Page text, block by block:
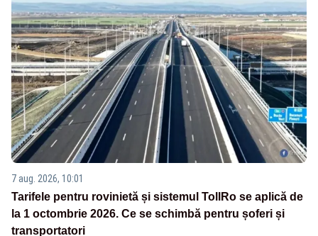
7 aug. 2026, 10:01
Tarifele pentru rovinietă și sistemul TollRo se aplică de
la 1 octombrie 2026. Ce se schimbă pentru șoferi și
transportatori